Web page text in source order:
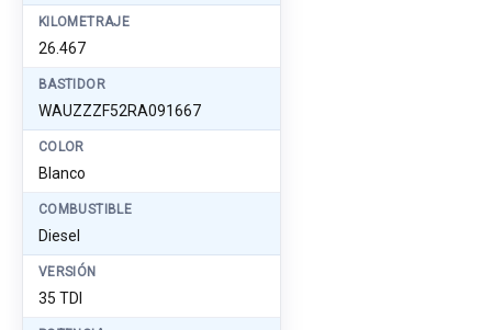
KILOMETRAJE
26.467
BASTIDOR
WAUZZZF52RA091667
COLOR
Blanco
COMBUSTIBLE
Diesel
VERSIÓN
35 TDI